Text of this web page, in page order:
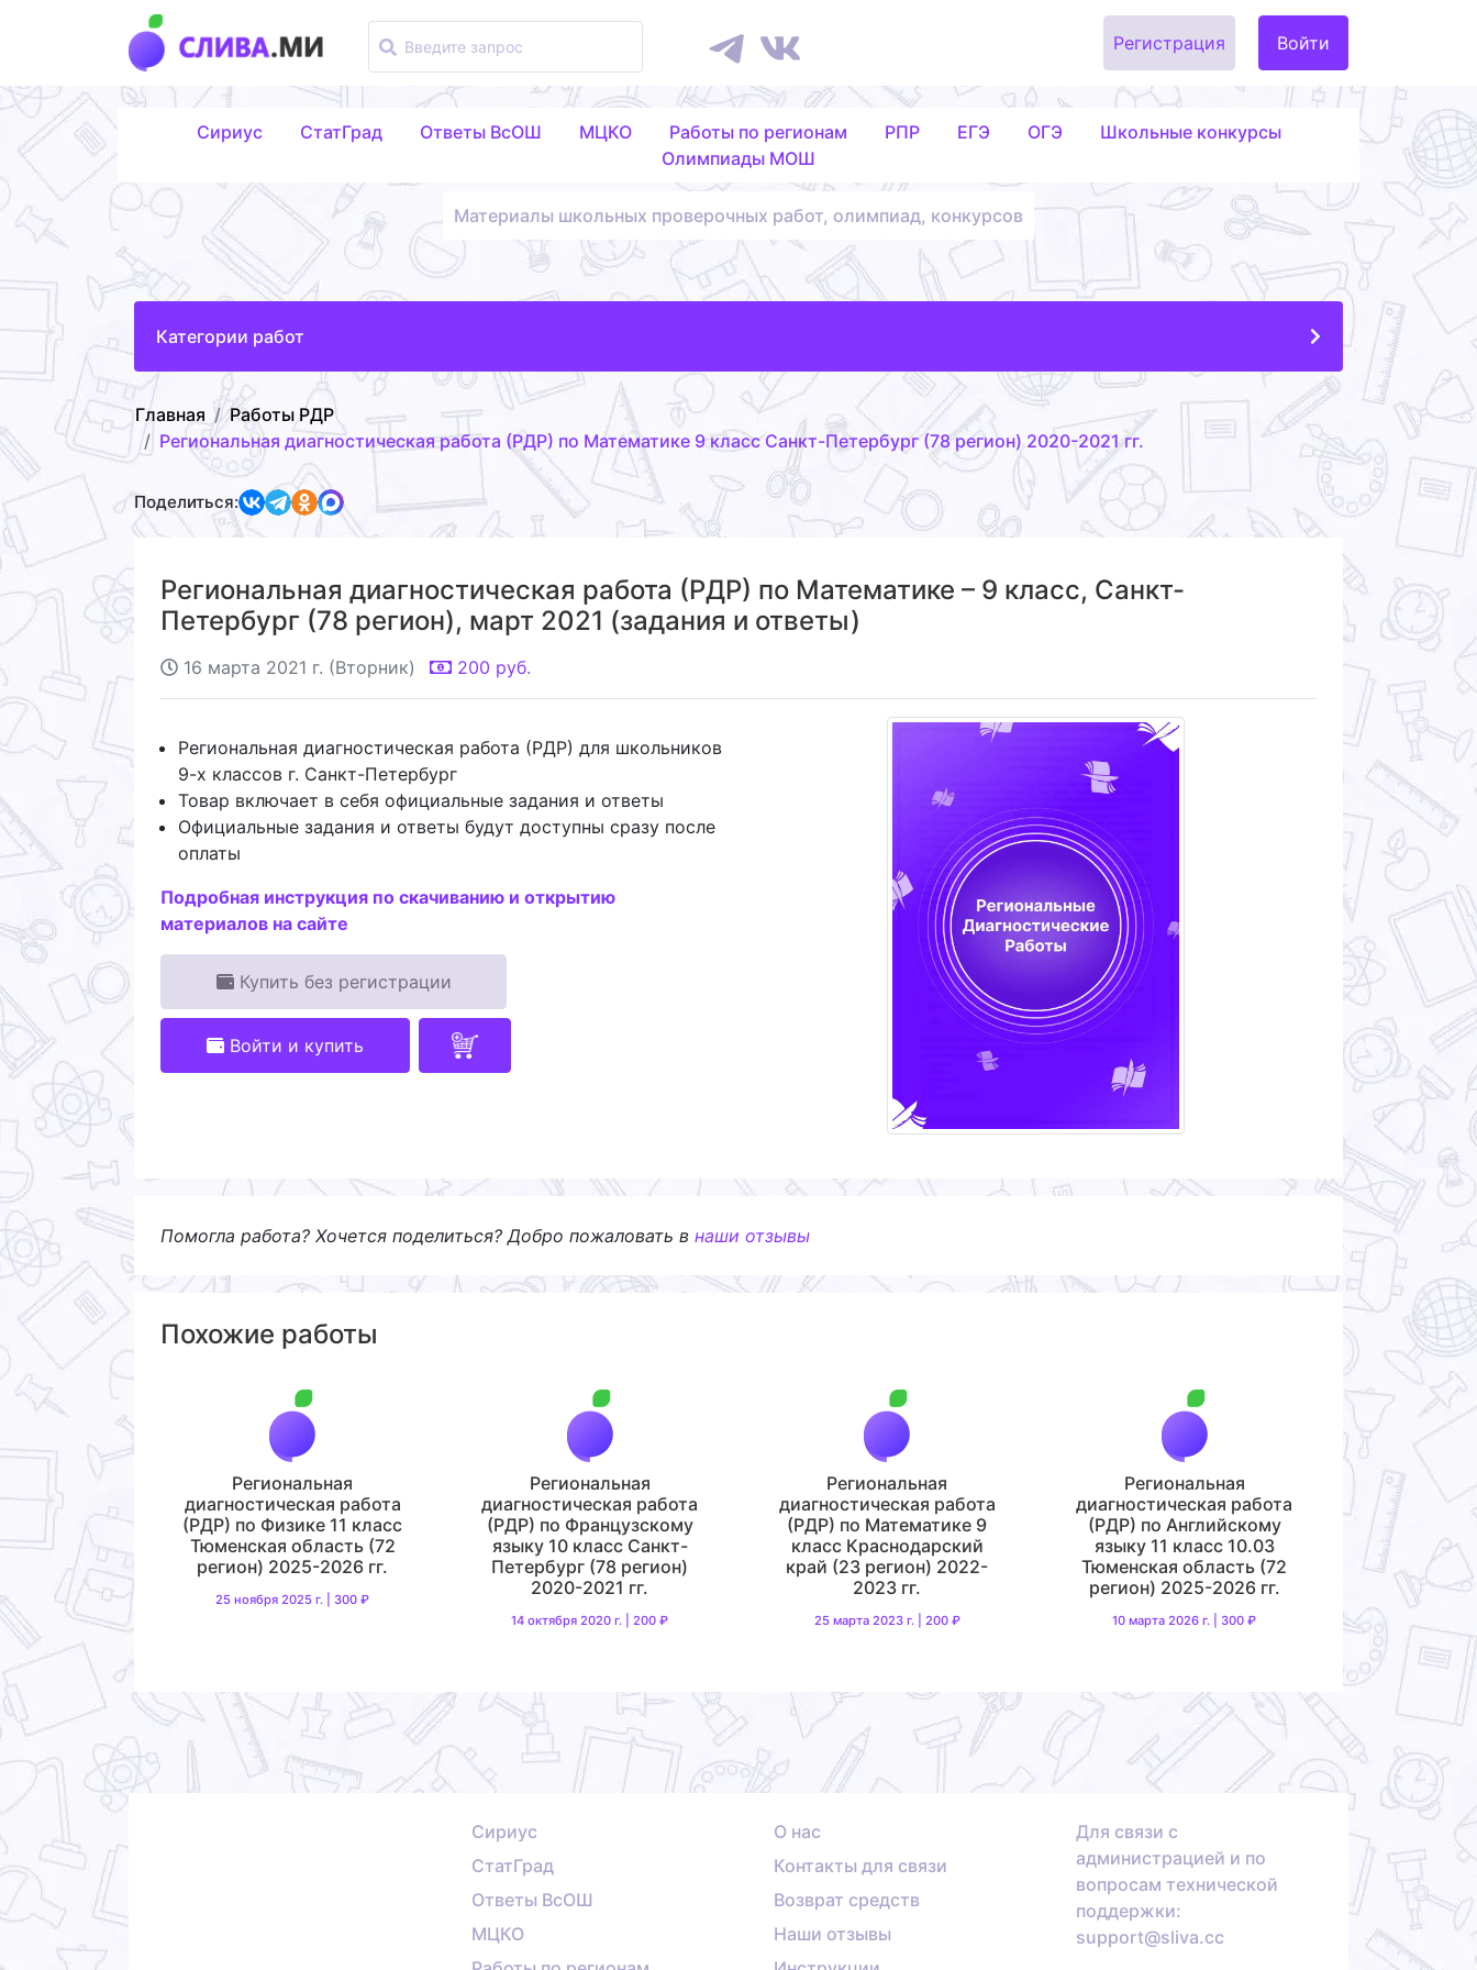
Регистрация Войти
Сириус СтатГрад Ответы ВсОШ МЦКО Работы по регионам РПР ЕГЭ ОГЭ
Школьные конкурсы
Олимпиады МОШ
Материалы школьных проверочных работ, олимпиад, конкурсов
Категории работ
Главная
Работы РДР
Региональная диагностическая работа (РДР) по Математике 9 класс Санкт-Петербург (78 регион) 2020-2021 гг.
Поделиться:
Региональная диагностическая работа (РДР) по Математике – 9 класс, Санкт-
Петербург (78 регион), март 2021 (задания и ответы)
16 марта 2021 г. (Вторник) 200 руб.
Региональная диагностическая работа (РДР) для школьников
9-х классов г. Санкт-Петербург
Товар включает в себя официальные задания и ответы
Официальные задания и ответы будут доступны сразу после
оплаты
Подробная инструкция по скачиванию и открытию
материалов на сайте
Купить без регистрации
Войти и купить
Помогла работа? Хочется поделиться? Добро пожаловать в наши отзывы
Похожие работы
Региональная
диагностическая работа
(РДР) по Физике 11 класс
Тюменская область (72
регион) 2025-2026 гг.
25 ноября 2025 г. | 300 ₽
Региональная
диагностическая работа
(РДР) по Французскому
языку 10 класс Санкт-
Петербург (78 регион)
2020-2021 гг.
14 октября 2020 г. | 200 ₽
Региональная
диагностическая работа
(РДР) по Математике 9
класс Краснодарский
край (23 регион) 2022-
2023 гг.
25 марта 2023 г. | 200 ₽
Региональная
диагностическая работа
(РДР) по Английскому
языку 11 класс 10.03
Тюменская область (72
регион) 2025-2026 гг.
10 марта 2026 г. | 300 ₽
Сириус
СтатГрад
Ответы ВсОШ
МЦКО
О нас
Контакты для связи
Возврат средств
Наши отзывы
Для связи с
администрацией и по
вопросам технической
поддержки:
support@sliva.cc